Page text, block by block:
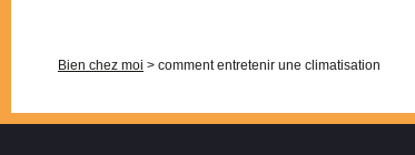
Bien chez moi > comment entretenir une climatisation